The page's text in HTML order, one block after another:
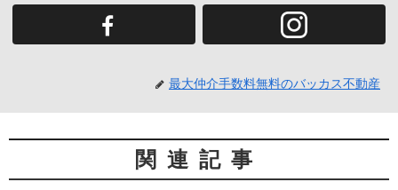
最大仲介手数料無料のバッカス不動産
関連記事